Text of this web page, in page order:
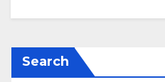
Search